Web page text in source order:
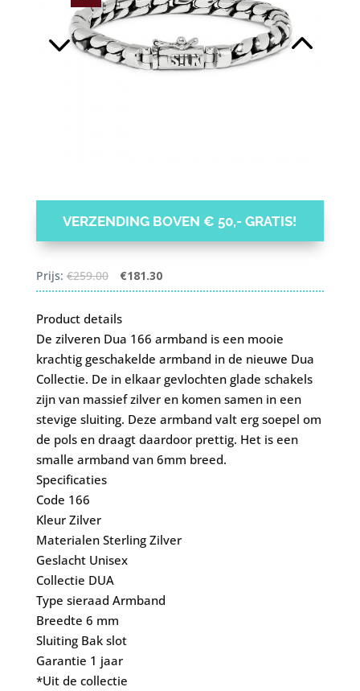
VERZENDING BOVEN € 50,- GRATIS!
Prijs: €259.00
Oorspronkelijke
prijs
was:
€259.00.
€181.30Huidige
prijs
€181.30.
Product details
De zilveren Dua 166 armband is een mooie
krachtig geschakelde armband in de nieuwe Dua
Collectie. De in elkaar gevlochten glade schakels
zijn van massief zilver en komen samen in een
stevige sluiting. Deze armband valt erg soepel om
de pols en draagt daardoor prettig. Het is een
smalle armband van 6mm breed.
Specificaties
Code 166
Kleur Zilver
Materialen Sterling Zilver
Geslacht Unisex
Collectie DUA
Type sieraad Armband
Breedte 6 mm
Sluiting Bak slot
Garantie 1 jaar
*Uit de collectie